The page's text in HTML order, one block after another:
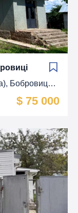
Розумовського вул. (Рахматуліна), Бобровиця, Чернігів
$ 75 000